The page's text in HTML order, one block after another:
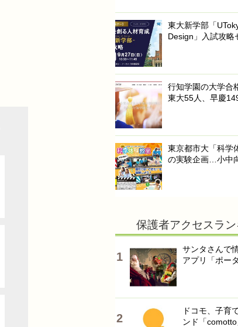
東大新学部「
Design」入試攻略
行知学園の大学合
東大55人、早慶
東京都市大「科学
の実験企画…小中
保護者アクセスラ
サンタさんで
アプリ「ポー
ドコモ、子育
ンド「